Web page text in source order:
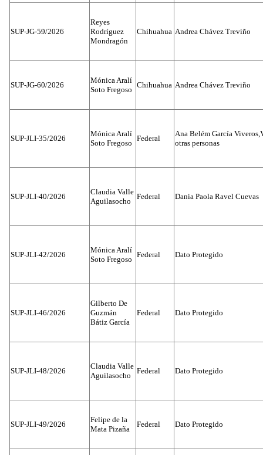
SUP-JG-59/2026
Reyes
Rodríguez
Mondragón
Chihuahua Andrea Chávez Treviño
SUP-JG-60/2026
Mónica Aralí
Soto Fregoso
Chihuahua Andrea Chávez Treviño
SUP-JLI-35/2026
Mónica Aralí
Soto Fregoso
Federal
Ana Belém García
otras personas
SUP-JLI-40/2026
Claudia Valle
Aguilasocho
Federal Dania Paola Ravel Cuevas
SUP-JLI-42/2026
Mónica Aralí
Soto Fregoso
Federal Dato Protegido
SUP-JLI-46/2026
Gilberto De
Guzmán
Bátiz García
Federal Dato Protegido
SUP-JLI-48/2026
Claudia Valle
Aguilasocho
Federal Dato Protegido
SUP-JLI-49/2026
Felipe de la
Mata Pizaña
Federal Dato Protegido